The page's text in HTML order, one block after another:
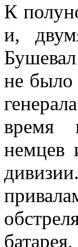
К
и,
не было
время
немцев